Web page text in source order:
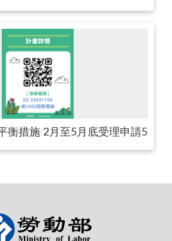
衡措施 2月至5月底受理申請5